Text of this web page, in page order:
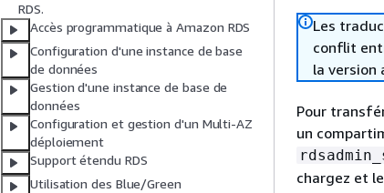
RDS.
Accès programmatique à Amazon RDS
Configuration d'une instance de base
de données
Gestion d'une instance de base de
données
Configuration et gestion d'un Multi-AZ
déploiement
Support étendu RDS
Utilisation des Blue/Green
Les
conflit
la version
Pour
un
chargez et